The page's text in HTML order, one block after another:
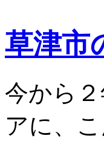
草津市
今から
アに、